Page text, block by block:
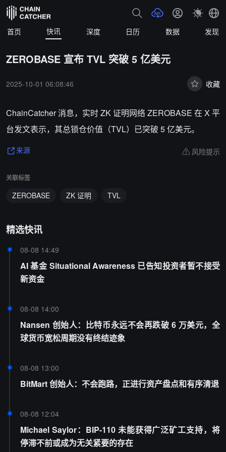
首页 快讯 深度 日历 数据 发现
ZEROBASE 宣布 TVL 突破 5 亿美元
2025-10-01 06:08:46 收藏
ChainCatcher 消息，实时 ZK 证明网络 ZEROBASE 在 X 平
台发文表示，其总锁仓价值（TVL）已突破 5 亿美元。
来源 风险提示
关联标签
ZEROBASE ZK 证明 TVL
精选快讯
08-08 14:49
AI 基金 Situational Awareness 已告知投资者暂不接受
新资金
08-08 14:00
Nansen 创始人：比特币永远不会再跌破 6 万美元，全
球货币宽松周期没有终结迹象
08-08 13:00
BitMart 创始人：不会跑路，正进行资产盘点和有序清退
08-08 12:04
Michael Saylor：BIP-110 未能获得广泛矿工支持，将
停滞不前或成为无关紧要的存在